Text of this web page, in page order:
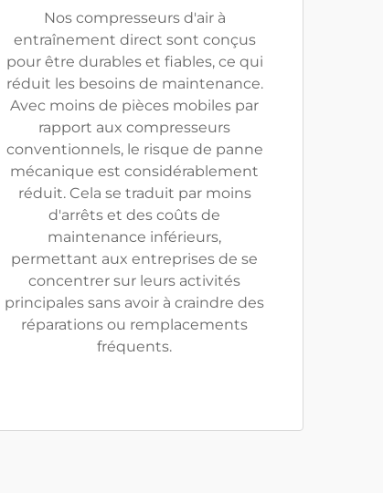
Nos compresseurs d'air à
entraînement direct sont conçus
pour être durables et fiables, ce qui
réduit les besoins de maintenance.
Avec moins de pièces mobiles par
rapport aux compresseurs
conventionnels, le risque de panne
mécanique est considérablement
réduit. Cela se traduit par moins
d'arrêts et des coûts de
maintenance inférieurs,
permettant aux entreprises de se
concentrer sur leurs activités
principales sans avoir à craindre des
réparations ou remplacements
fréquents.